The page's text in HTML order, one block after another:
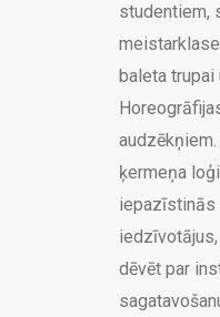
studentiem,
baleta trupai
ķermeņa
iepazīstinās
dēvēt par